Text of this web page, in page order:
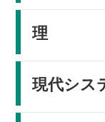
理
現代シス